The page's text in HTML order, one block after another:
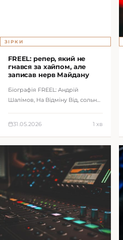
ЗІРКИ
FREEL: репер, який не
гнався за хайпом, але
записав нерв Майдану
Біографія FREEL: Андрій
Шалімов, На Відміну Від, сольна
31.05.2026 1 хв